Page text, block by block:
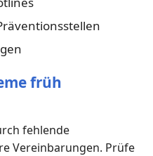
früh
fehlende
Vereinbarungen. Prüfe